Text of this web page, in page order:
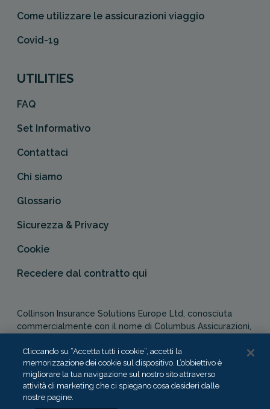
Come utilizzare le assicurazioni viaggio
Covid-19
UTILITIES
FAQ
Set Informativo
Contattaci
Chi siamo
Glossario
Sicurezza & Privacy
Cookie
Recedere dal contratto qui
Collinson Insurance Solutions Europe Ltd, conosciuta
commercialmente con il nome di Columbus Assicurazioni,
Authority in qualità di agente assicurativo (Distribution Act
-Cap. 487). In Italia, Columbus Assicurazioni è soggetta
alla vigilanza dell’IVASS.
Cliccando su “Accetta tutti i cookie”, accetti la
memorizzazione dei cookie sul dispositivo. L’obbiettivo è
migliorare la tua navigazione sul nostro sito attraverso
attività di marketing che ci spiegano cosa desideri dalle
nostre pagine.